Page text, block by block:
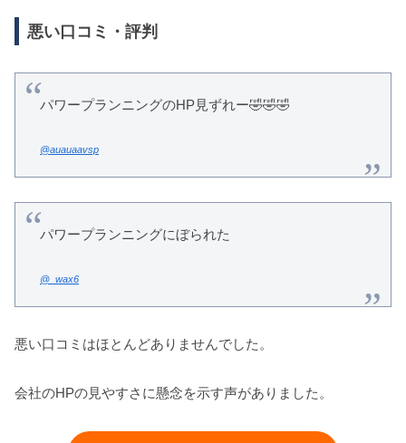
悪い口コミ・評判
パワープランニングのHP見ずれー🤣🤣🤣
@auauaavsp
パワープランニングにぼられた
@_wax6
悪い口コミはほとんどありませんでした。
会社のHPの見やすさに懸念を示す声がありました。